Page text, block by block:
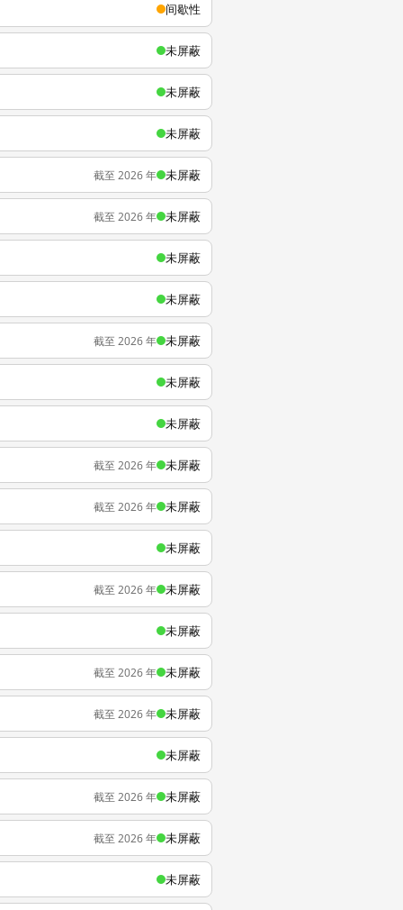
间歇性
未屏蔽
未屏蔽
未屏蔽
截至 2026 年 未屏蔽
截至 2026 年 未屏蔽
未屏蔽
未屏蔽
截至 2026 年 未屏蔽
未屏蔽
未屏蔽
截至 2026 年 未屏蔽
截至 2026 年 未屏蔽
未屏蔽
截至 2026 年 未屏蔽
未屏蔽
截至 2026 年 未屏蔽
截至 2026 年 未屏蔽
未屏蔽
截至 2026 年 未屏蔽
截至 2026 年 未屏蔽
未屏蔽